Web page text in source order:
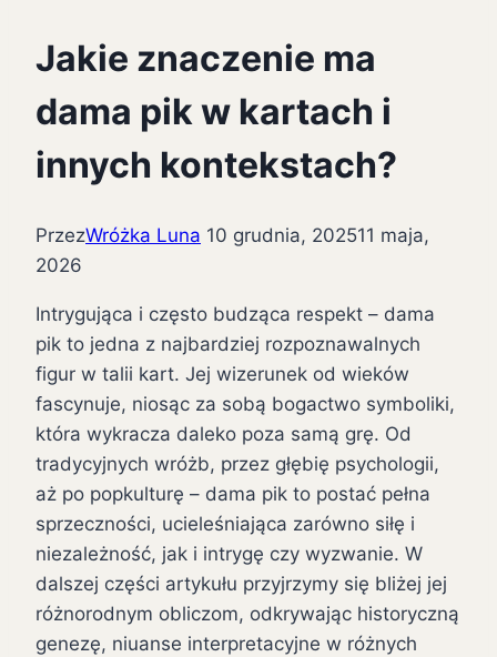
Jakie znaczenie ma
dama pik w kartach i
innych kontekstach?
PrzezWróżka Luna 10 grudnia, 202511 maja,
2026
Intrygująca i często budząca respekt – dama
pik to jedna z najbardziej rozpoznawalnych
figur w talii kart. Jej wizerunek od wieków
fascynuje, niosąc za sobą bogactwo symboliki,
która wykracza daleko poza samą grę. Od
tradycyjnych wróżb, przez głębię psychologii,
aż po popkulturę – dama pik to postać pełna
sprzeczności, ucieleśniająca zarówno siłę i
niezależność, jak i intrygę czy wyzwanie. W
dalszej części artykułu przyjrzymy się bliżej jej
różnorodnym obliczom, odkrywając historyczną
genezę, niuanse interpretacyjne w różnych